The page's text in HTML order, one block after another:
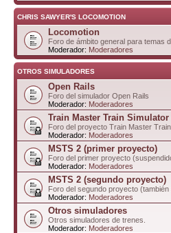
CHRIS SAWYER'S LOCOMOTION
Locomotion
Foro de ámbito general para temas
Moderador: Moderadores
OTROS SIMULADORES
Open Rails
Foro del simulador Open Rails
Moderador: Moderadores
Train Master Train Simulator
Foro del proyecto Train Master
Moderador: Moderadores
MSTS 2 (primer proyecto)
Foro del primer proyecto
Moderador: Moderadores
MSTS 2 (segundo proyecto)
Foro del segundo proyecto
Moderador: Moderadores
Otros simuladores
Otros simuladores de trenes.
Moderador: Moderadores